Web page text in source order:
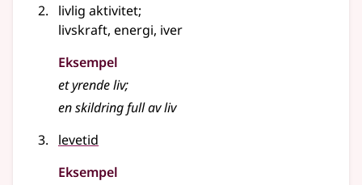
livlig aktivitet;
livskraft, energi, iver
Eksempel
et yrendeliv;
en skildring full avliv
levetid
Eksempel